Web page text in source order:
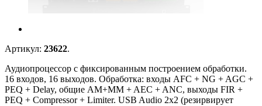
Артикул: 23622.
Аудиопроцессор с фиксированным построением обработки.
16 входов, 16 выходов. Обработка: входы AFC + NG + AGC +
PEQ + Delay, общие AM+MM + AEC + ANC, выходы FIR +
PEQ + Compressor + Limiter. USB Audio 2x2 (резирвирует